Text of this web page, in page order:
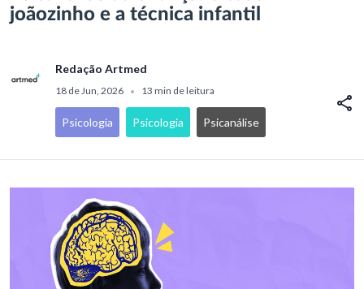
joãozinho e a técnica infantil
Redação Artmed
18 de Jun, 2026 • 13 min de leitura
Psicologia Psicologia Psicanálise